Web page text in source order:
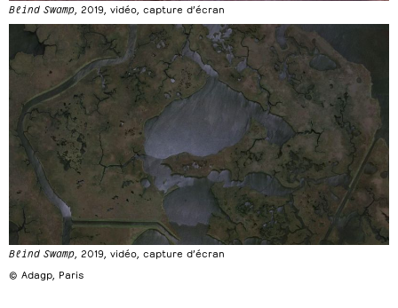
© Adagp, Paris
Blind Swamp , 2019, vidéo, capture d’écran
Blind Swamp, 2019, vidéo, capture d’écran